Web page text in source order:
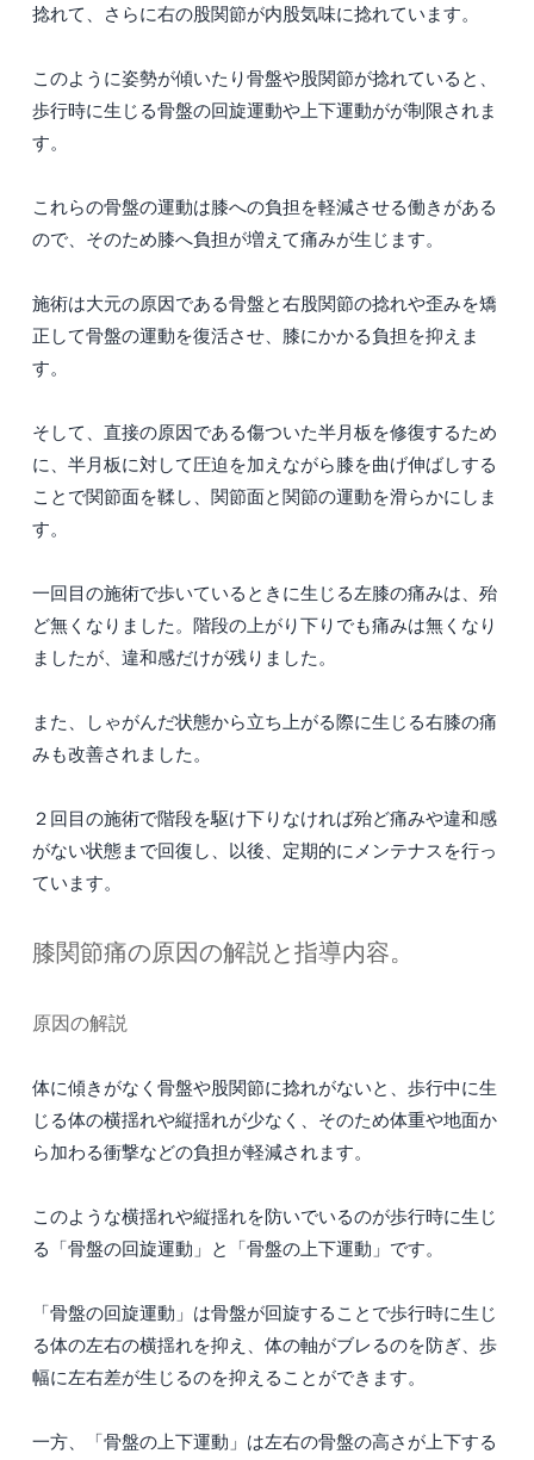
捻れて、さらに右の股関節が内股気味に捻れています。
このように姿勢が傾いたり骨盤や股関節が捻れていると、
歩行時に生じる骨盤の回旋運動や上下運動がが制限されま
す。
これらの骨盤の運動は膝への負担を軽減させる働きがある
ので、そのため膝へ負担が増えて痛みが生じます。
施術は大元の原因である骨盤と右股関節の捻れや歪みを矯
正して骨盤の運動を復活させ、膝にかかる負担を抑えま
す。
そして、直接の原因である傷ついた半月板を修復するため
に、半月板に対して圧迫を加えながら膝を曲げ伸ばしする
ことで関節面を鞣し、関節面と関節の運動を滑らかにしま
す。
一回目の施術で歩いているときに生じる左膝の痛みは、殆
ど無くなりました。階段の上がり下りでも痛みは無くなり
ましたが、違和感だけが残りました。
また、しゃがんだ状態から立ち上がる際に生じる右膝の痛
みも改善されました。
２回目の施術で階段を駆け下りなければ殆ど痛みや違和感
がない状態まで回復し、以後、定期的にメンテナスを行っ
ています。
膝関節痛の原因の解説と指導内容。
原因の解説
体に傾きがなく骨盤や股関節に捻れがないと、歩行中に生
じる体の横揺れや縦揺れが少なく、そのため体重や地面か
ら加わる衝撃などの負担が軽減されます。
このような横揺れや縦揺れを防いでいるのが歩行時に生じ
る「骨盤の回旋運動」と「骨盤の上下運動」です。
「骨盤の回旋運動」は骨盤が回旋することで歩行時に生じ
る体の左右の横揺れを抑え、体の軸がブレるのを防ぎ、歩
幅に左右差が生じるのを抑えることができます。
一方、「骨盤の上下運動」は左右の骨盤の高さが上下する